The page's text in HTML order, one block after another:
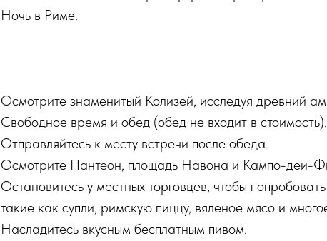
Ночь в Риме.
Осмотрите знаменитый Колизей, исследуя древний
Свободное время и обед (обед не входит в стоимость).
Отправляйтесь к месту встречи после обеда.
Осмотрите Пантеон, площадь Навона и Кампо-деи-
Остановитесь у местных торговцев, чтобы
такие как супли, римскую пиццу, вяленое мясо и
Насладитесь вкусным бесплатным пивом.